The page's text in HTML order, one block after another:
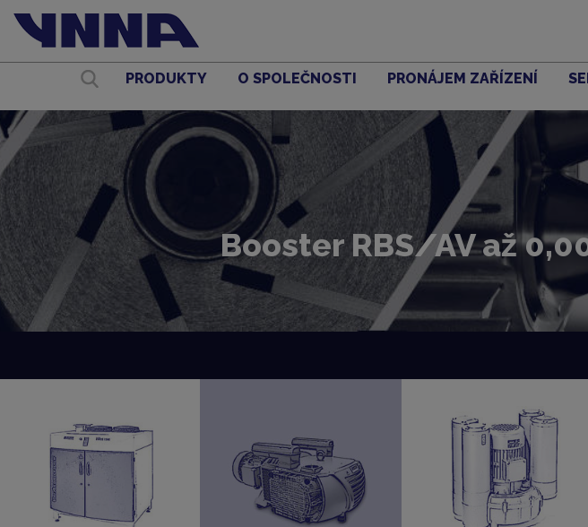
PRODUKTY O SPOLEČNOSTI PRONÁJEM ZAŘÍZENÍ
Booster RBS/AV až